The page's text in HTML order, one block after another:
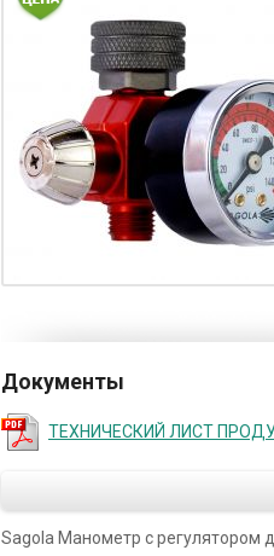
Документы
ТЕХНИЧЕСКИЙ ЛИСТ
Sagola Манометр с регулятором